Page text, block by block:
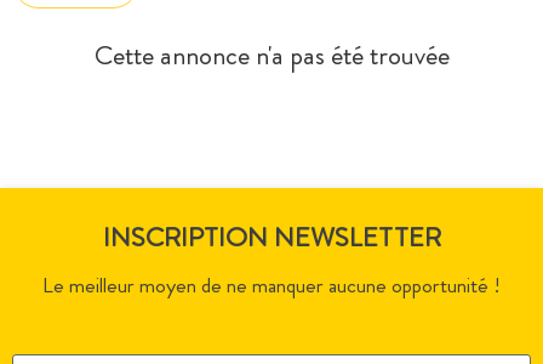
Cette annonce n'a pas été trouvée
INSCRIPTION NEWSLETTER
Le meilleur moyen de ne manquer aucune opportunité !